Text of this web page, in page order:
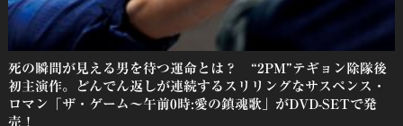
死の瞬間が見える男を待つ運命とは？ “2PM”テギョン除隊後
初主演作。どんでん返しが連続するスリリングなサスペンス・
ロマン「ザ・ゲーム～午前0時:愛の鎮魂歌」がDVD-SETで発
売！